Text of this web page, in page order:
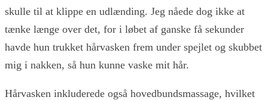
skulle til at klippe en udlænding. Jeg nåede dog ikke at
tænke længe over det, for i løbet af ganske få sekunder
havde hun trukket hårvasken frem under spejlet og skubbet
mig i nakken, så hun kunne vaske mit hår.
Hårvasken inkluderede også hovedbundsmassage, hvilket